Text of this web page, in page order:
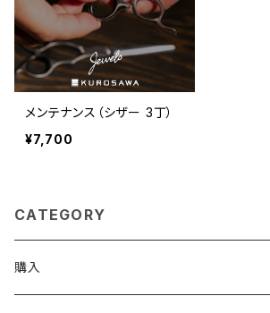
メンテナンス（シザー 3丁）
¥7,700
CATEGORY
購入